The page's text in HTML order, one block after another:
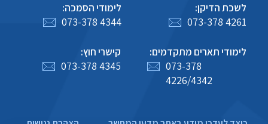
לשכת הדיקן:
073-378 4261
לימודי הסמכה:
073-378 4344
לימודי תארים מתקדמים:
073-378
4226/4342
קישרי חוץ:
073-378 4345